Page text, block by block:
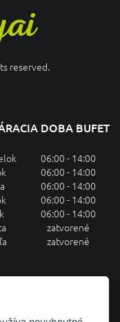
reserved.
DOBA BUFET
06:00 - 14:00
06:00 - 14:00
06:00 - 14:00
06:00 - 14:00
06:00 - 14:00
zatvorené
zatvorené